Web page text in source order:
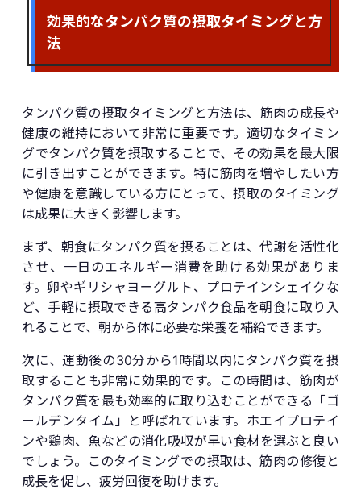
効果的なタンパク質の摂取タイミングと方
法
タンパク質の摂取タイミングと方法は、筋肉の成長や
健康の維持において非常に重要です。適切なタイミン
グでタンパク質を摂取することで、その効果を最大限
に引き出すことができます。特に筋肉を増やしたい方
や健康を意識している方にとって、摂取のタイミング
は成果に大きく影響します。
まず、朝食にタンパク質を摂ることは、代謝を活性化
させ、一日のエネルギー消費を助ける効果がありま
す。卵やギリシャヨーグルト、プロテインシェイクな
ど、手軽に摂取できる高タンパク食品を朝食に取り入
れることで、朝から体に必要な栄養を補給できます。
次に、運動後の30分から1時間以内にタンパク質を摂
取することも非常に効果的です。この時間は、筋肉が
タンパク質を最も効率的に取り込むことができる「ゴ
ールデンタイム」と呼ばれています。ホエイプロテイ
ンや鶏肉、魚などの消化吸収が早い食材を選ぶと良い
でしょう。このタイミングでの摂取は、筋肉の修復と
成長を促し、疲労回復を助けます。